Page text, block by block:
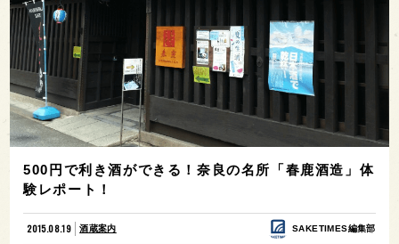
500円で利き酒ができる！奈良の名所「春鹿酒造」体
験レポート！
2015.08.19 酒蔵案内 SAKETIMES編集部